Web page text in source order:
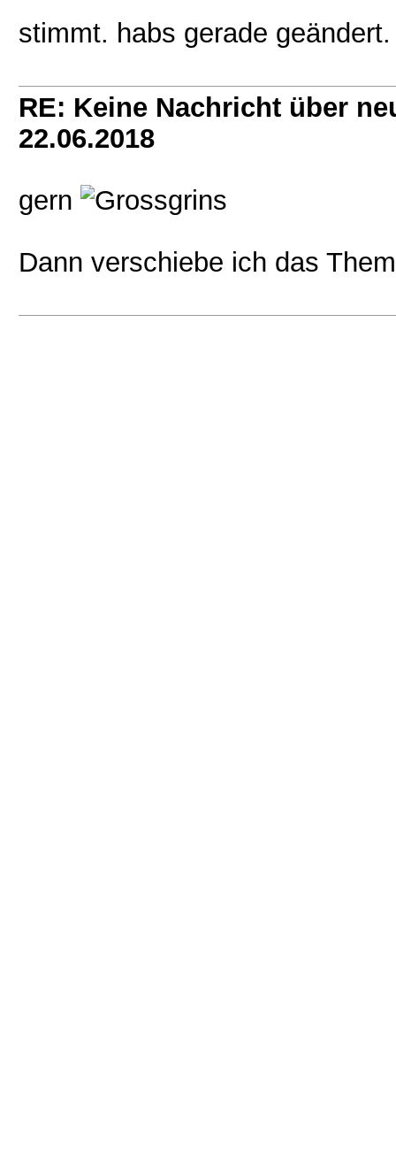
stimmt. habs gerade
RE: Keine Nachricht über
22.06.2018
gern
Dann verschiebe ich das